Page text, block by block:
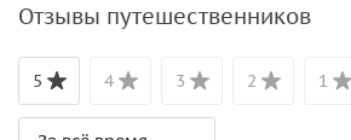
Отзывы путешественников
5 4 3 2 1